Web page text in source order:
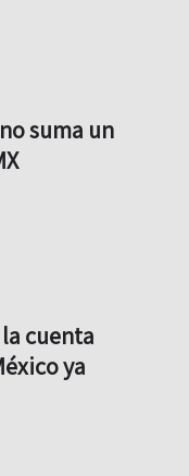
suma un
cuenta
ya